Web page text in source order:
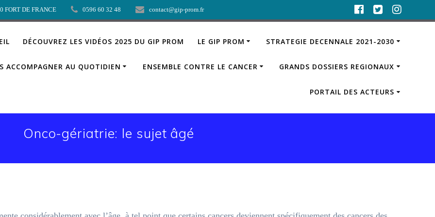
FORT DE FRANCE 0596 60 32 48 contact@gip-prom.fr
DÉCOUVREZ LES VIDÉOS 2025 DU GIP PROM LE GIP PROM STRATEGIE DECENNALE 2021-2030
ACCOMPAGNER AU QUOTIDIEN ENSEMBLE CONTRE LE CANCER GRANDS DOSSIERS REGIONAUX
PORTAIL DES ACTEURS
Onco-gériatrie: le sujet âgé